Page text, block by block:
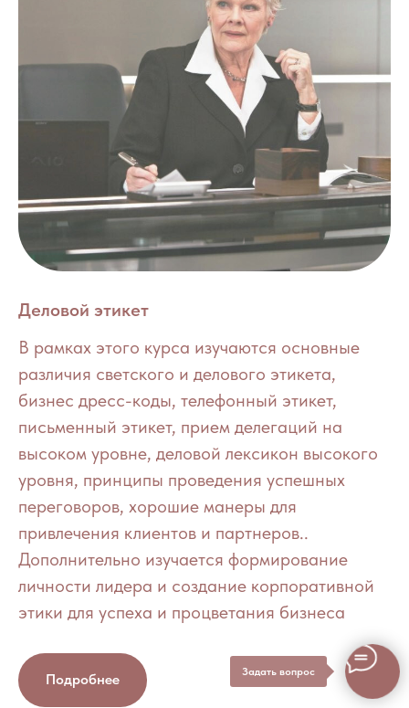
Задать вопрос
Деловой этикет
В рамках этого курса изучаются основные
различия светского и делового этикета,
бизнес дресс-коды, телефонный этикет,
письменный этикет, прием делегаций на
высоком уровне, деловой лексикон высокого
уровня, принципы проведения успешных
переговоров, хорошие манеры для
привлечения клиентов и партнеров..
Дополнительно изучается формирование
личности лидера и создание корпоративной
этики для успеха и процветания бизнеса
Подробнее